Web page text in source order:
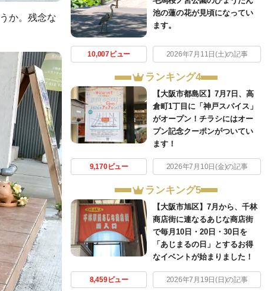
か。残念な
池の蓮の花が見頃になってい
ます。
10,007ビュー 2026年7月11日(土)の記事
ランキング4
【大阪市都島区】7月7日、高
倉町1丁目に「神戸スパイス」
がオープン！チラシにはオー
プン記念クーポンがついてい
ます！
9,170ビュー 2026年7月10日(金)の記事
ランキング5
【大阪市旭区】7月から、千林
商店街に連なるあじな商店街
で毎月10日・20日・30日を
「あじまるの日」とするお得
なイベントが始まりました！
8,459ビュー 2026年7月19日(日)の記事